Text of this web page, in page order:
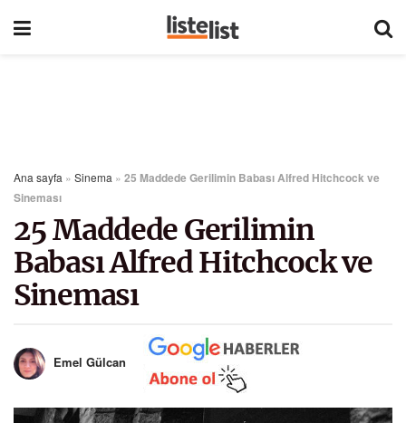
Ana sayfa » Sinema » 25 Maddede Gerilimin Babası Alfred Hitchcock ve
Sineması
25 Maddede Gerilimin
Babası Alfred Hitchcock ve
Sineması
Emel Gülcan